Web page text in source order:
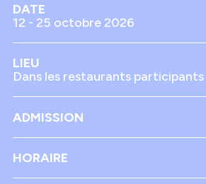
DATE
12 - 25 octobre 2026
LIEU
Dans les restaurants participants
ADMISSION
HORAIRE